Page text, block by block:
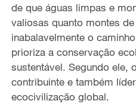
de que águas limpas e
valiosas quanto montes
inabalavelmente o
prioriza a conservação
sustentável. Segundo ele,
contribuinte e também
ecocivilização global.